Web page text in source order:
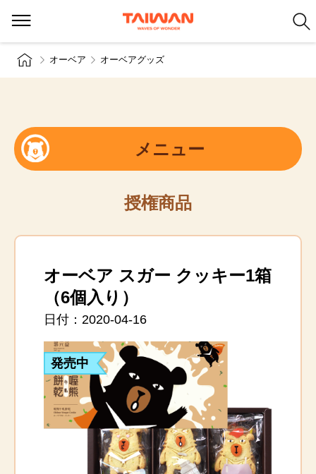
オーベア オーベアグッズ
メニュー
授権商品
オーベア スガー クッキー1箱
（6個入り）
日付：2020-04-16
発売中